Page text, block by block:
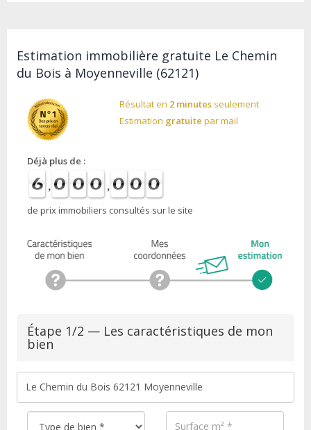
Estimation immobilière gratuite Le Chemin
du Bois à Moyenneville (62121)
Résultat en 2 minutes seulement
Estimation gratuite par mail
Déjà plus de :
de prix immobiliers consultés sur le site
Étape 1/2 — Les caractéristiques de mon
bien